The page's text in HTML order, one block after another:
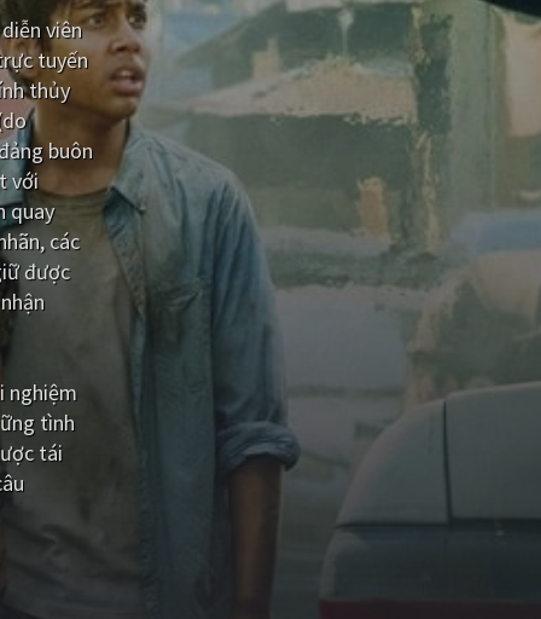
viên
tuyến
thủy
buôn
với
quay
các
được
nghiệm
tình
tái